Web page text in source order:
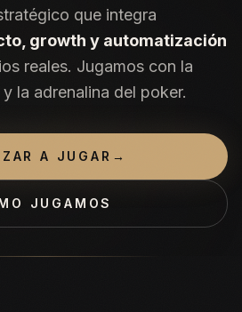
que integra
growth y automatización
reales. Jugamos con la
la adrenalina del poker.
A JUGAR →
JUGAMOS